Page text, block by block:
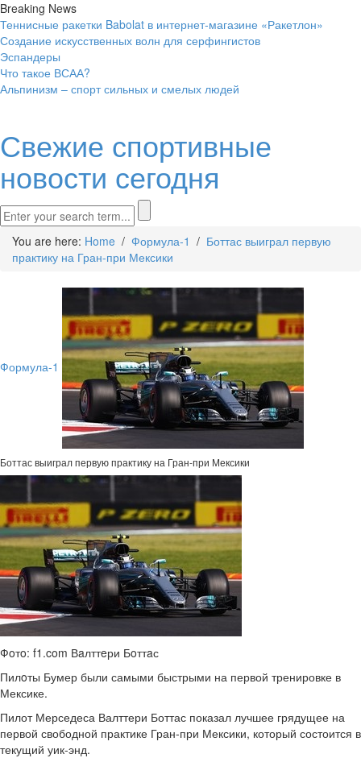
Breaking News
Теннисные ракетки Babolat в интернет-магазине «Ракетлон»
Создание искусственных волн для серфингистов
Эспандеры
Что такое ВСАА?
Альпинизм – спорт сильных и смелых людей
Свежие спортивные
новости сегодня
You are here: Home / Формула-1 / Боттас выиграл первую
практику на Гран-при Мексики
Формула-1
Боттас выиграл первую практику на Гран-при Мексики
Фoтo: f1.com Вaлттeри Бoттaс
Пилoты Бумер были самыми быстрыми на первой тренировке в
Мексике.
Пилот Мерседеса Валттери Боттас показал лучшее грядущее на
первой свободной практике Гран-при Мексики, который состоится в
текущий уик-энд.